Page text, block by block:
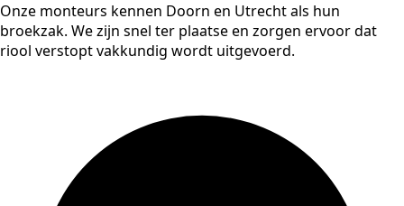
Onze monteurs kennen Doorn en Utrecht als hun
broekzak. We zijn snel ter plaatse en zorgen ervoor dat
riool verstopt vakkundig wordt uitgevoerd.